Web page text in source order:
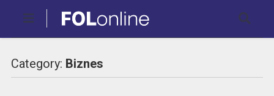
Category: Biznes